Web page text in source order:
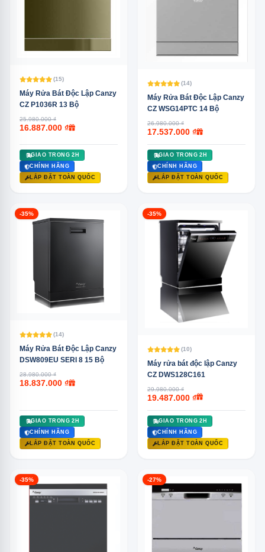
(15)
Máy Rửa Bát Độc Lập Canzy
CZ P1036R 13 Bộ
25.980.000 ₫
16.887.000 ₫
GIAO TRONG 2H
CHÍNH HÃNG
LẮP ĐẶT TOÀN QUỐC
(14)
Máy Rửa Bát Độc Lập Canzy
CZ WSG14PTC 14 Bộ
26.980.000 ₫
17.537.000 ₫
GIAO TRONG 2H
CHÍNH HÃNG
LẮP ĐẶT TOÀN QUỐC
-35%
(14)
Máy Rửa Bát Độc Lập Canzy
DSW809EU SERI 8 15 Bộ
28.980.000 ₫
18.837.000 ₫
GIAO TRONG 2H
CHÍNH HÃNG
LẮP ĐẶT TOÀN QUỐC
-35%
(10)
Máy rửa bát độc lập Canzy
CZ DWS128C161
29.980.000 ₫
19.487.000 ₫
GIAO TRONG 2H
CHÍNH HÃNG
LẮP ĐẶT TOÀN QUỐC
-35% -27%